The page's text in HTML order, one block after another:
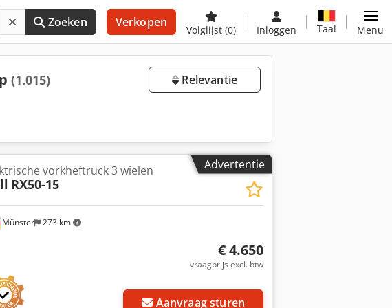
Zoeken Verkopen
Volglijst (0) Inloggen Taal Menu
(1.015) Relevantie
Advertentie
Münster 273 km
vorkheftruck 3 wielen
RX50-15
€ 4.650
vraagprijs excl. btw
Aanvraag sturen